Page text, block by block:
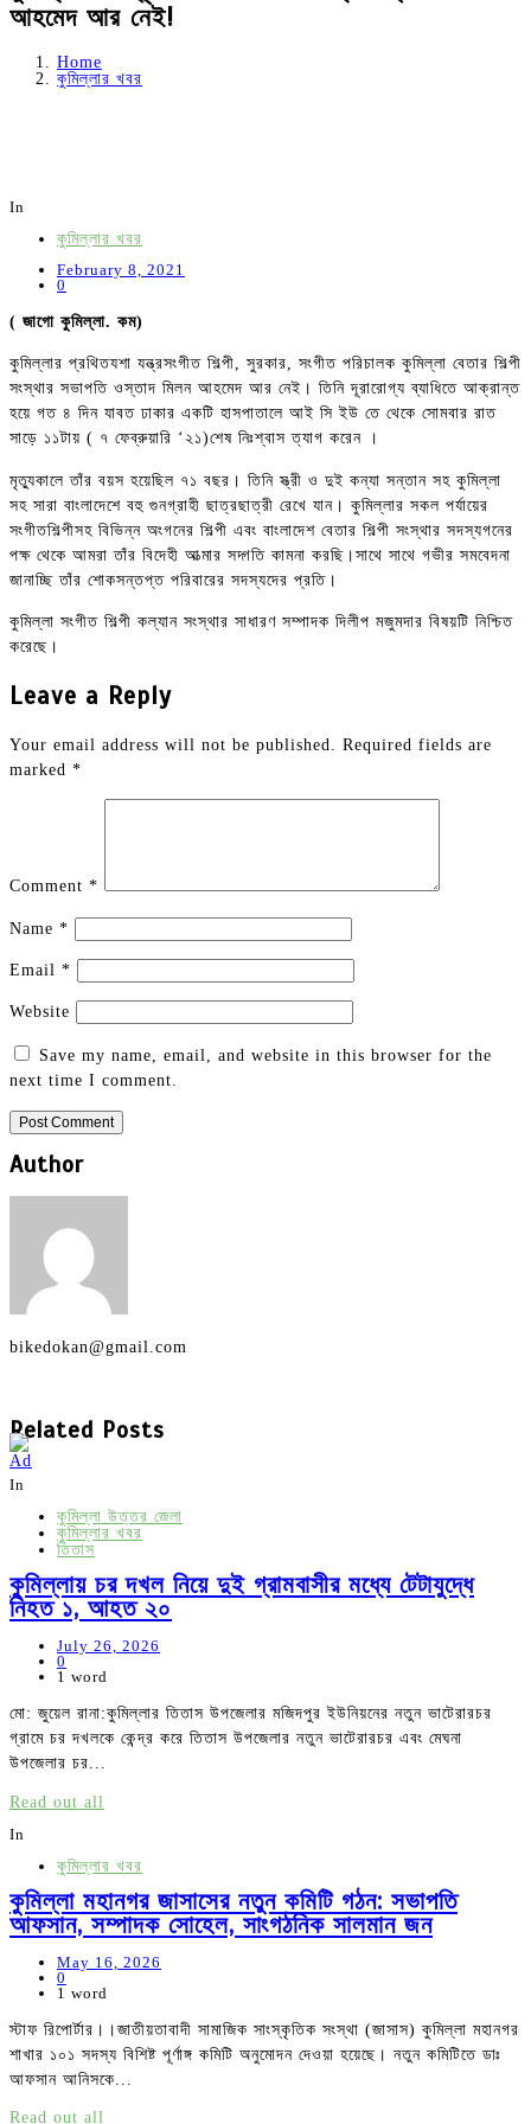
আহমেদ আর নেই!
Home
কুমিল্লার খবর
In
কুমিল্লার খবর
February 8, 2021
0
( জাগো কুমিল্লা. কম)
কুমিল্লার প্রথিতযশা যন্ত্রসংগীত শিল্পী, সুরকার, সংগীত পরিচালক কুমিল্লা বেতার শিল্পী
সংস্থার সভাপতি ওস্তাদ মিলন আহমেদ আর নেই। তিনি দূরারোগ্য ব্যাধিতে আক্রান্ত
হয়ে গত ৪ দিন যাবত ঢাকার একটি হাসপাতালে আই সি ইউ তে থেকে সোমবার রাত
সাড়ে ১১টায় ( ৭ ফেব্রুয়ারি ‘২১)শেষ নিঃশ্বাস ত্যাগ করেন ।
মৃত্যুকালে তাঁর বয়স হয়েছিল ৭১ বছর। তিনি স্ত্রী ও দুই কন্যা সন্তান সহ কুমিল্লা
সহ সারা বাংলাদেশে বহু গুনগ্রাহী ছাত্রছাত্রী রেখে যান। কুমিল্লার সকল পর্যায়ের
সংগীতশিল্পীসহ বিভিন্ন অংগনের শিল্পী এবং বাংলাদেশ বেতার শিল্পী সংস্থার সদস্যগনের
পক্ষ থেকে আমরা তাঁর বিদেহী আত্মার সদ্গতি কামনা করছি।সাথে সাথে গভীর সমবেদনা
জানাচ্ছি তাঁর শোকসন্তপ্ত পরিবারের সদস্যদের প্রতি।
কুমিল্লা সংগীত শিল্পী কল্যান সংস্থার সাধারণ সম্পাদক দিলীপ মজুমদার বিষয়টি নিশ্চিত
করেছে।
Leave a Reply
Your email address will not be published.
Required fields are
marked *
Comment *
Name *
Email *
Website
Save my name, email, and website in this browser for the
next time I comment.
Author
bikedokan@gmail.com
Related Posts
In
কুমিল্লা উত্তর জেলা
কুমিল্লার খবর
তিতাস
কুমিল্লায় চর দখল নিয়ে দুই গ্রামবাসীর মধ্যে টেটাযুদ্ধে
নিহত ১, আহত ২০
July 26, 2026
0
1 word
মো: জুয়েল রানা:কুমিল্লার তিতাস উপজেলার মজিদপুর ইউনিয়নের নতুন ভাটেরারচর
গ্রামে চর দখলকে কেন্দ্র করে তিতাস উপজেলার নতুন ভাটেরারচর এবং মেঘনা
উপজেলার চর...
Read out all
In
কুমিল্লার খবর
কুমিল্লা মহানগর জাসাসের নতুন কমিটি গঠন: সভাপতি
আফসান, সম্পাদক সোহেল, সাংগঠনিক সালমান জন
May 16, 2026
0
1 word
স্টাফ রিপোর্টার।।জাতীয়তাবাদী সামাজিক সাংস্কৃতিক সংস্থা (জাসাস) কুমিল্লা মহানগর
শাখার ১০১ সদস্য বিশিষ্ট পূর্ণাঙ্গ কমিটি অনুমোদন দেওয়া হয়েছে। নতুন কমিটিতে ডাঃ
আফসান আনিসকে...
Read out all